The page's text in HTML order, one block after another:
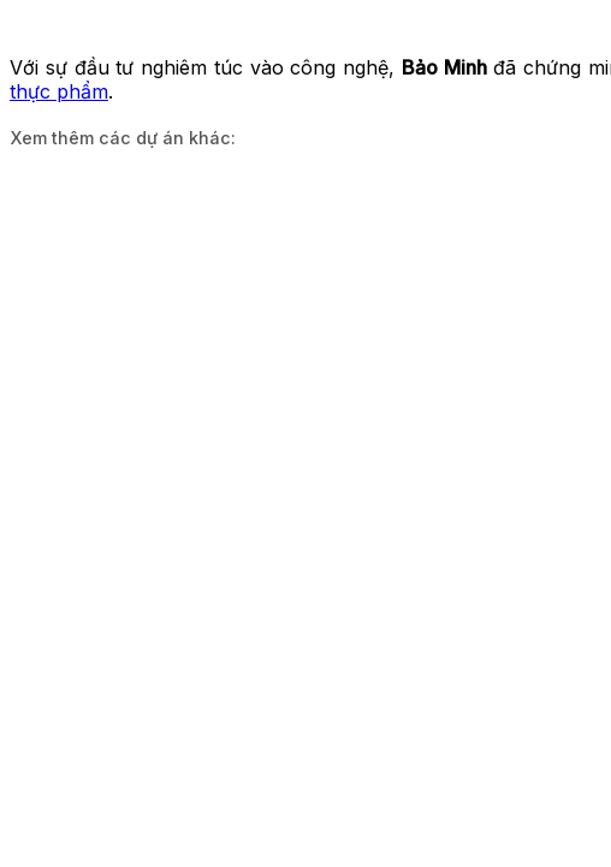
Với sự đầu tư nghiêm túc vào công nghệ, Bảo Minhđã chứng
thực phẩm.
Xem thêm các dự án khác: